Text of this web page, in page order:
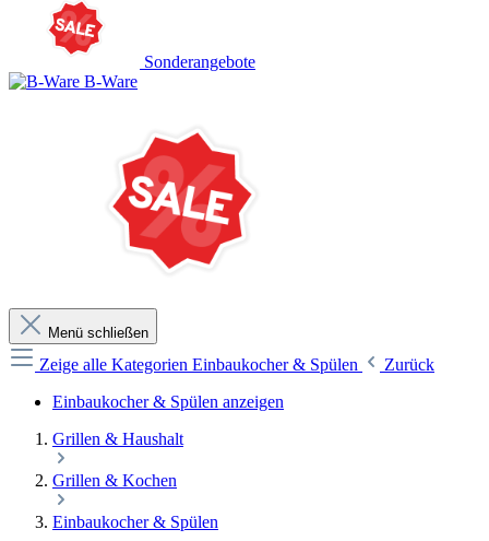
Sonderangebote
B-Ware
Menü schließen
Zeige alle Kategorien Einbaukocher & Spülen
Zurück
Einbaukocher & Spülen anzeigen
Grillen & Haushalt
Grillen & Kochen
Einbaukocher & Spülen